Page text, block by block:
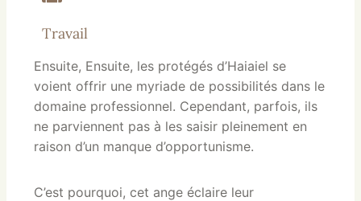
Travail
Ensuite, Ensuite, les protégés d’Haiaiel se
voient offrir une myriade de possibilités dans le
domaine professionnel. Cependant, parfois, ils
ne parviennent pas à les saisir pleinement en
raison d’un manque d’opportunisme.
C’est pourquoi, cet ange éclaire leur